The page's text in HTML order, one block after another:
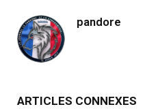
pandore
ARTICLES CONNEXES